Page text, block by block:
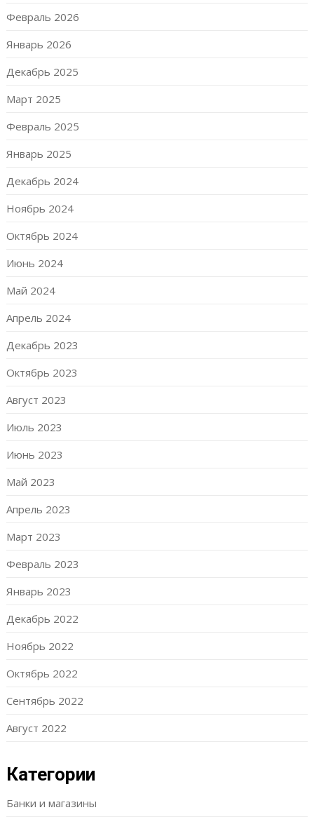
Февраль 2026
Январь 2026
Декабрь 2025
Март 2025
Февраль 2025
Январь 2025
Декабрь 2024
Ноябрь 2024
Октябрь 2024
Июнь 2024
Май 2024
Апрель 2024
Декабрь 2023
Октябрь 2023
Август 2023
Июль 2023
Июнь 2023
Май 2023
Апрель 2023
Март 2023
Февраль 2023
Январь 2023
Декабрь 2022
Ноябрь 2022
Октябрь 2022
Сентябрь 2022
Август 2022
Категории
Банки и магазины